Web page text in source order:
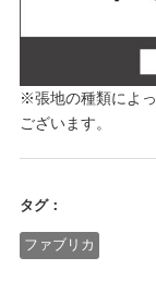
※張地の種類によ
ございます。
タグ：
ファブリカ